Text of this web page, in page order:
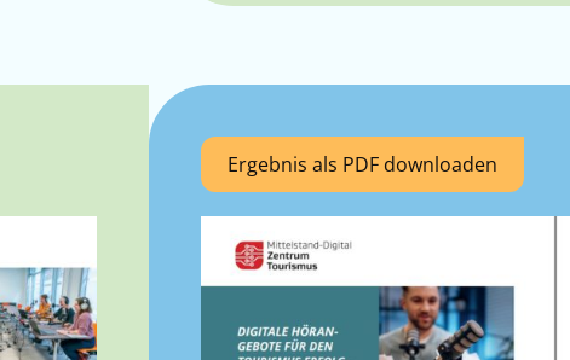
Ergebnis als PDF downloaden